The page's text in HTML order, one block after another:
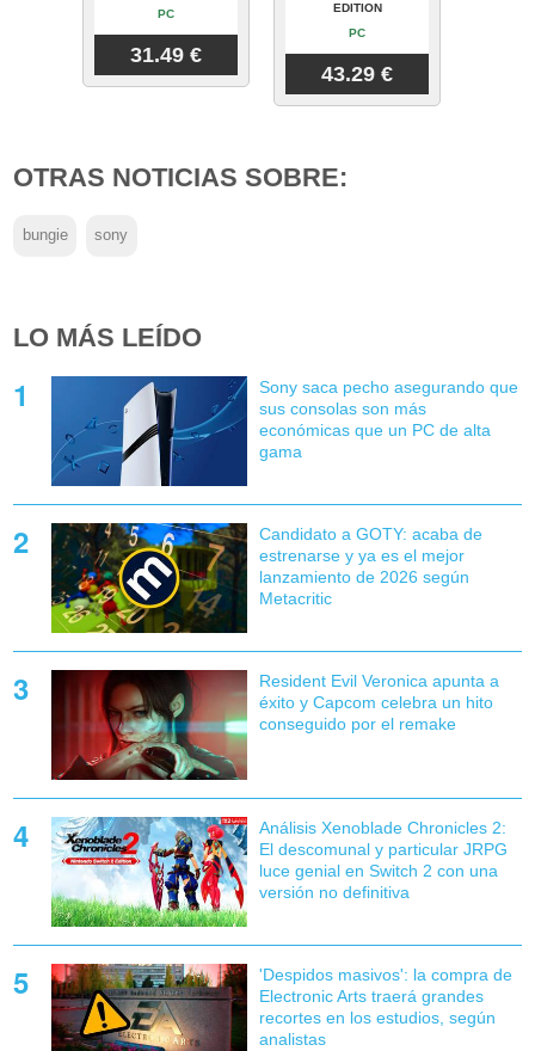
PC
31.49 €
EDITION
PC
43.29 €
OTRAS NOTICIAS SOBRE:
bungie sony
LO MÁS LEÍDO
Sony saca pecho asegurando que
sus consolas son más
económicas que un PC de alta
gama
Candidato a GOTY: acaba de
estrenarse y ya es el mejor
lanzamiento de 2026 según
Metacritic
Resident Evil Veronica apunta a
éxito y Capcom celebra un hito
conseguido por el remake
Análisis Xenoblade Chronicles 2:
El descomunal y particular JRPG
luce genial en Switch 2 con una
versión no definitiva
'Despidos masivos': la compra de
Electronic Arts traerá grandes
recortes en los estudios, según
analistas